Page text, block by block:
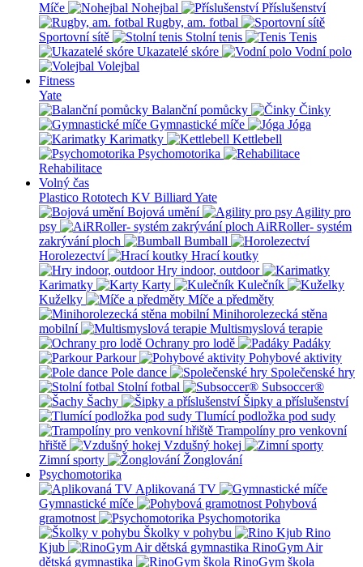
Míče Nohejbal
Příslušenství
Rugby, am. fotbal
Sportovní sítě
Stolní tenis
Tenis
Ukazatelé skóre
Vodní polo
Volejbal
Fitness
Yate
Balanční pomůcky
Činky
Gymnastické míče
Jóga
Karimatky
Kettlebell
Psychomotorika
Rehabilitace
Volný čas
Plastico Rototech KV Billiard Yate
Bojová umění
Agility pro
psy
AiRRoller- systém
zakrývání ploch
Bumball
Horolezectví
Hrací koutky
Hry indoor, outdoor
Karimatky
Karty
Kulečník
Kuželky
Míče a předměty
Minihorolezecká stěna
mobilní
Multismyslová terapie
Ochrany pro lodě
Padáky
Parkour
Pohybové aktivity
Pole dance
Společenské hry
Stolní fotbal
Subsoccer®
Šachy
Šipky a příslušenství
Tlumící podložka pod sudy
Trampolíny pro venkovní
hřiště
Vzdušný hokej
Zimní sporty
Žonglování
Psychomotorika
Aplikovaná TV
Gymnastické míče
Pohybová
gramotnost
Psychomotorika
Školky v pohybu
Rino
Kjub
RinoGym Air
dětská gymnastika
RinoGym škola